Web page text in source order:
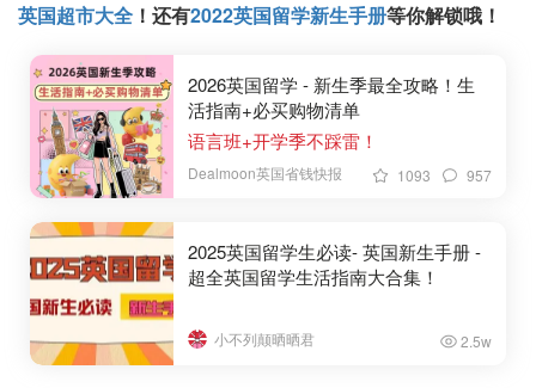
英国超市大全 ！还有2022英国留学新生手册等你解锁哦！
2026英国留学 - 新生季最全攻略！生
活指南+必买购物清单
语言班+开学季不踩雷！
Dealmoon英国省钱快报 1093 957
2025英国留学生必读- 英国新生手册 -
超全英国留学生活指南大合集！
小不列颠晒晒君 2.5w